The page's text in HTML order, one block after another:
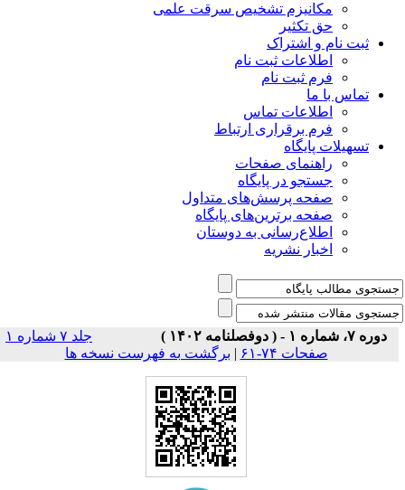
ﻣﮑﺎﻧﯿﺰم ﺗﺸﺨﯿﺺ ﺳﺮﻗﺖ ﻋﻠﻤﯽ
حق تکثیر
نام و اشتراک
اطلاعات ثبت نام
فرم ثبت نام
با ما
اطلاعات تماس
فرم برقراری ارتباط
پایگاه
راهنمای صفحات
جستجو در پایگاه
صفحه پرسش‌های متداول
صفحه برترین‌های پایگاه
اطلاع‌رسانی به دوستان
اخبار نشریه
جلد ۷ شماره ۱
|برگشت به فهرست نسخه ها